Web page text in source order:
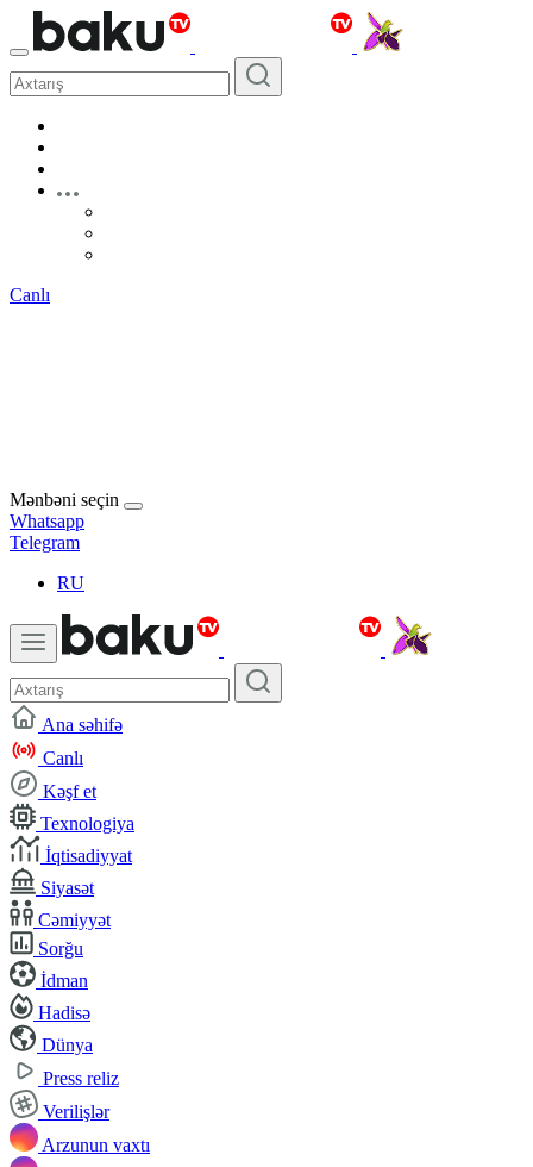
Canlı
Mənbəni seçin
Whatsapp
Telegram
RU
Ana səhifə
Canlı
Kəşf et
Texnologiya
İqtisadiyyat
Siyasət
Cəmiyyət
Sorğu
İdman
Hadisə
Dünya
Press reliz
Verilişlər
Arzunun vaxtı